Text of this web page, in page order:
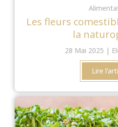
Les fleurs
la
28 Mai 2025
Lire